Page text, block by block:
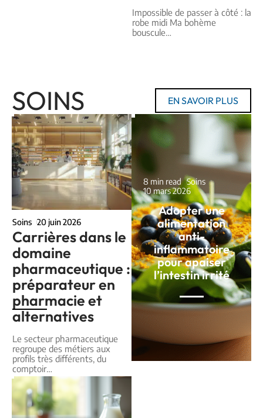
Impossible de passer à côté : la
robe midi Ma bohème
bouscule…
SOINS EN SAVOIR PLUS
Soins 20 juin 2026
Carrières dans le
domaine
pharmaceutique :
préparateur en
pharmacie et
alternatives
Le secteur pharmaceutique
regroupe des métiers aux
profils très différents, du
comptoir…
8 min read Soins
10 mars 2026
Adopter une
alimentation
anti-
inflammatoire
pour apaiser
l’intestin irrité